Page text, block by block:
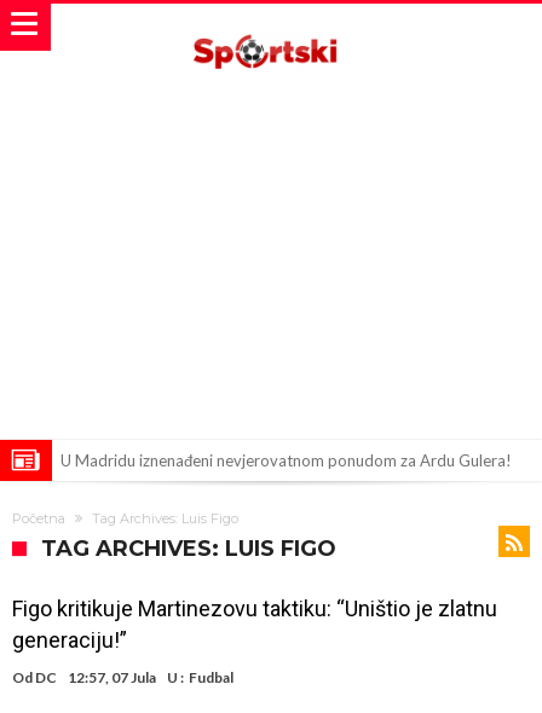
U Madridu iznenađeni nevjerovatnom ponudom za Ardu Gulera!
odabrao!
Marciniak objasnio zašto nije isključio Messija: Navijači i stručnjaci su
Hidratacijske pauze postale su biznis: FIFA ih ne planira ukinuti
Početna Tag Archives: Luis Figo
TAG ARCHIVES: LUIS FIGO
Figo kritikuje Martinezovu taktiku: “Uništio je zlatnu
generaciju!”
Od DC 12:57, 07 Jula U : Fudbal